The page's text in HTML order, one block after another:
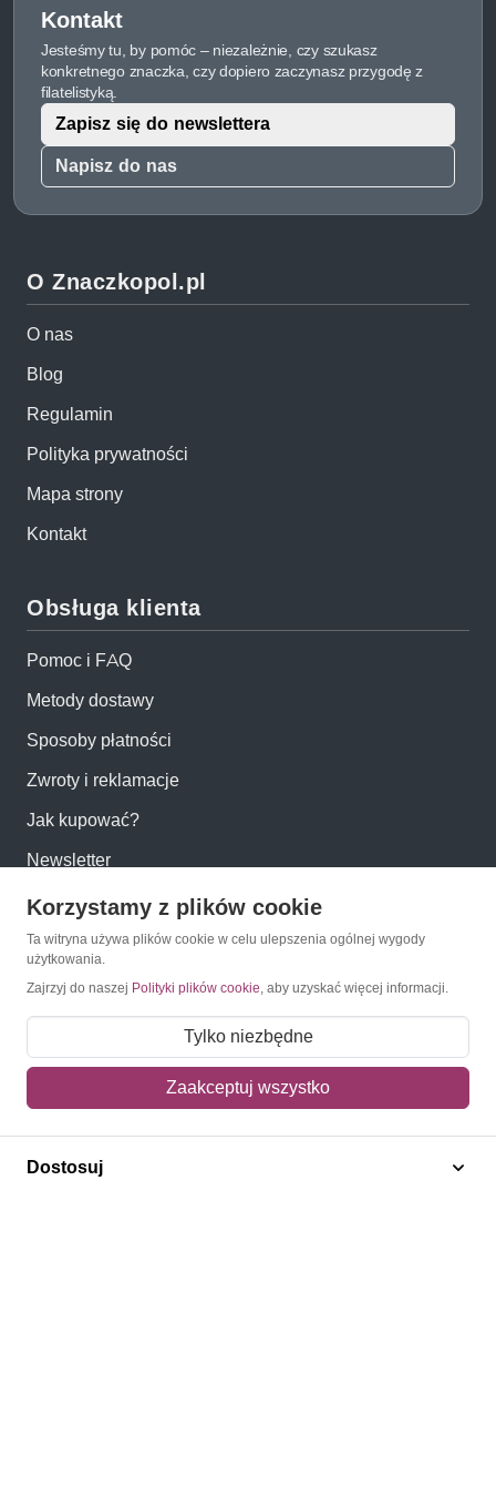
Kontakt
Jesteśmy tu, by pomóc – niezależnie, czy szukasz
konkretnego znaczka, czy dopiero zaczynasz przygodę z
filatelistyką.
Napisz do nas
Zapisz się do newslettera
O Znaczkopol.pl
O nas
Blog
Regulamin
Polityka prywatności
Mapa strony
Kontakt
Obsługa klienta
Pomoc i FAQ
Metody dostawy
Sposoby płatności
Zwroty i reklamacje
Jak kupować?
Newsletter
Konto
Moje konto
Moje zamówienia
Mój koszyk
Adres dostawy
Polecamy
Korzystamy z plików cookie
Ta witryna używa plików cookie w celu ulepszenia ogólnej wygody
użytkowania.
Zajrzyj do naszej Polityki plików cookie, aby uzyskać więcej informacji.
Tylko niezbędne
Zaakceptuj wszystko
Dostosuj